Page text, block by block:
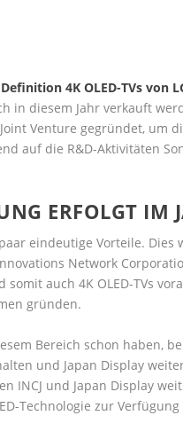
4K OLED-TVs von
in diesem Jahr verkauft
Venture gegründet, um
auf die R&D-Aktivitäten
ERFOLGT IM
eindeutige Vorteile. Dies
Network
auch 4K OLED-TVs
gründen.
Bereich schon haben,
und Japan Display
INCJ und Japan Display
Technologie zur